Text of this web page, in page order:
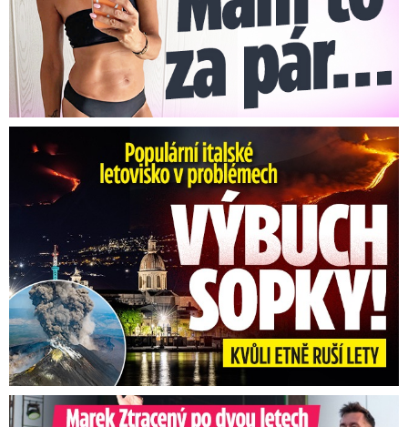
Erupce sicilské sopky Etny: Ruší desítky letů
Marek Ztracený na Letné: Pártlová stopla koncert